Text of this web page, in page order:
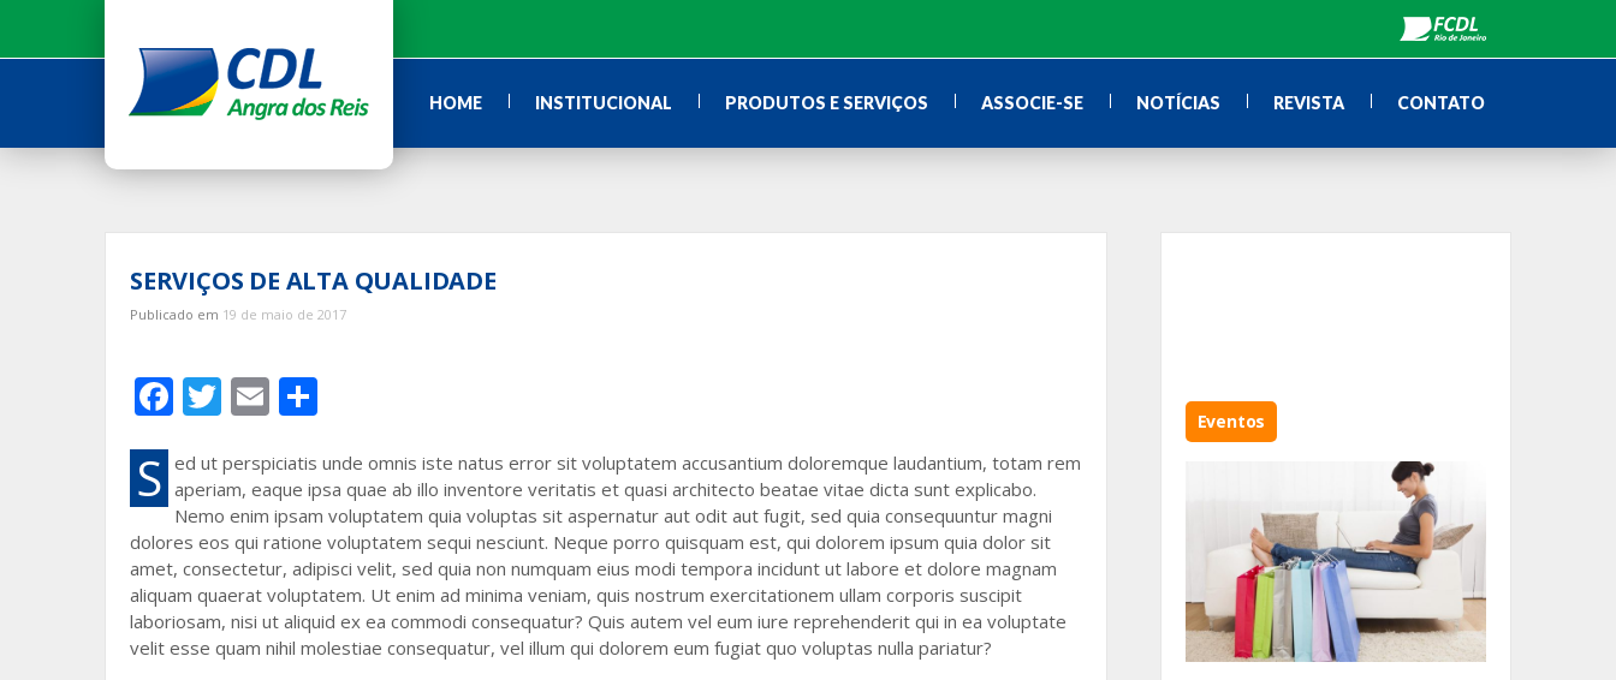
o
HOME INSTITUCIONAL PRODUTOS E SERVIÇOS ASSOCIE-SE NOTÍCIAS REVISTA CONTATO
SERVIÇOS DE ALTA QUALIDADE
Publicado em 19 de maio de 2017
F
ac
e
b
o
o
k
T
w
itt
er
E
m
ai
l
ar
e
S ed ut perspiciatis unde omnis iste natus error sit voluptatem accusantium doloremque laudantium, totam rem
aperiam, eaque ipsa quae ab illo inventore veritatis et quasi architecto beatae vitae dicta sunt explicabo.
Nemo enim ipsam voluptatem quia voluptas sit aspernatur aut odit aut fugit, sed quia consequuntur magni
dolores eos qui ratione voluptatem sequi nesciunt. Neque porro quisquam est, qui dolorem ipsum quia dolor sit
amet, consectetur, adipisci velit, sed quia non numquam eius modi tempora incidunt ut labore et dolore magnam
aliquam quaerat voluptatem. Ut enim ad minima veniam, quis nostrum exercitationem ullam corporis suscipit
laboriosam, nisi ut aliquid ex ea commodi consequatur? Quis autem vel eum iure reprehenderit qui in ea voluptate
velit esse quam nihil molestiae consequatur, vel illum qui dolorem eum fugiat quo voluptas nulla pariatur?
Eventos